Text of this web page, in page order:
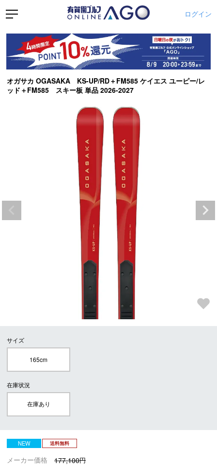
ログイン
オガサカ OGASAKA KS-UP/RD＋FM585 ケイエス ユーピー/レ
ッド＋FM585 スキー板 単品 2026-2027
サイズ
165cm
在庫状況
在庫あり
NEW 送料無料
メーカー価格
177,100